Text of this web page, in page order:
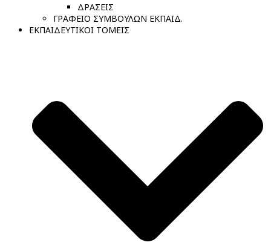
ΔΡΑΣΕΙΣ
ΓΡΑΦΕΙΟ ΣΥΜΒΟΥΛΩΝ ΕΚΠΑΙΔ.
ΕΚΠΑΙΔΕΥΤΙΚΟΙ ΤΟΜΕΙΣ